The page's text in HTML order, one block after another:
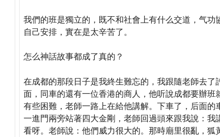
我們的班是獨立的，既不和社會上有什么交道，气
自己安排，實在是太辛苦了。
怎么神話故事都成了真的？
在成都的那段日子是我終生難忘的，我跟隨老師去
面，同車的還有一位香港的商人，他听說成都要辦
有些困難，老師一路上在給他講解。下車了，后面
一進門兩旁站著四大金剛，老師回過頭來跟我說：
看呀。老師說：他們威力很大的。那時廟里很亂，